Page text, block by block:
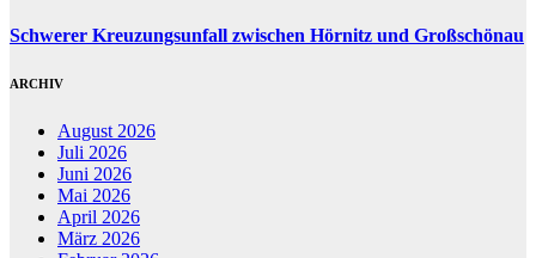
Schwerer Kreuzungsunfall zwischen Hörnitz und Großschönau
ARCHIV
August 2026
Juli 2026
Juni 2026
Mai 2026
April 2026
März 2026